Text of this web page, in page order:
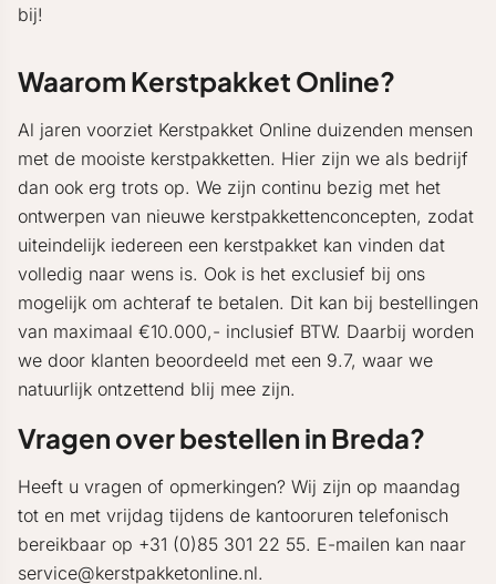
bij!
Waarom Kerstpakket Online?
Al jaren voorziet Kerstpakket Online duizenden mensen
met de mooiste kerstpakketten. Hier zijn we als bedrijf
dan ook erg trots op. We zijn continu bezig met het
ontwerpen van nieuwe kerstpakkettenconcepten, zodat
uiteindelijk iedereen een kerstpakket kan vinden dat
volledig naar wens is. Ook is het exclusief bij ons
mogelijk om achteraf te betalen. Dit kan bij bestellingen
van maximaal €10.000,- inclusief BTW. Daarbij worden
we door klanten beoordeeld met een 9.7, waar we
natuurlijk ontzettend blij mee zijn.
Vragen over bestellen in Breda?
Heeft u vragen of opmerkingen? Wij zijn op maandag
tot en met vrijdag tijdens de kantooruren telefonisch
bereikbaar op +31 (0)85 301 22 55. E-mailen kan naar
service@kerstpakketonline.nl.